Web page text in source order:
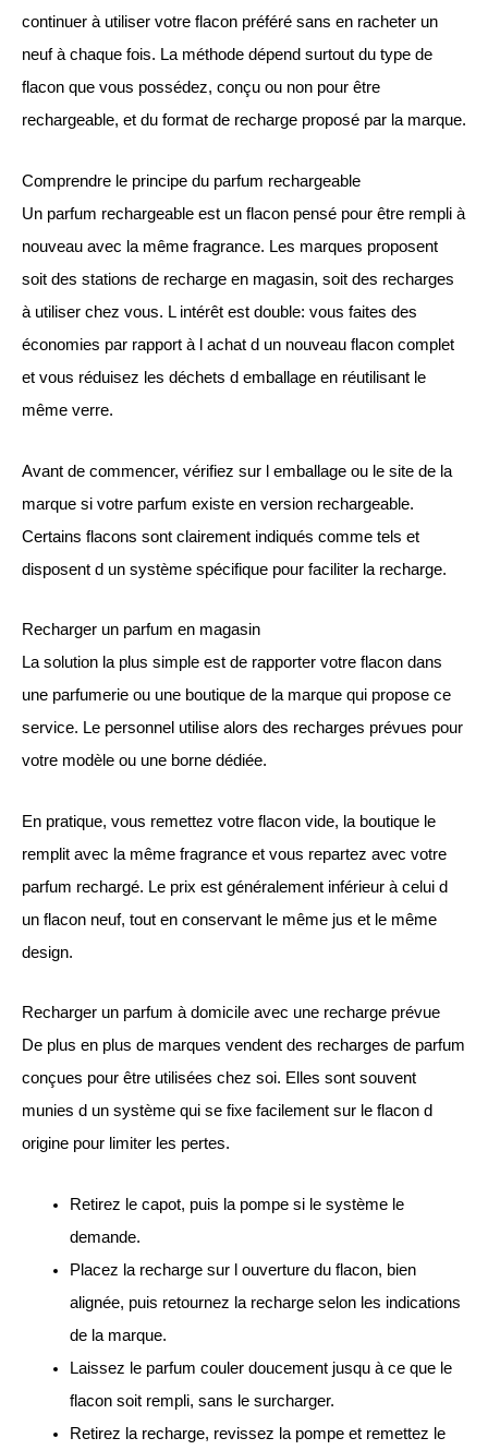
continuer à utiliser votre flacon préféré sans en racheter un
neuf à chaque fois. La méthode dépend surtout du type de
flacon que vous possédez, conçu ou non pour être
rechargeable, et du format de recharge proposé par la marque.
Comprendre le principe du parfum rechargeable
Un parfum rechargeable est un flacon pensé pour être rempli à
nouveau avec la même fragrance. Les marques proposent
soit des stations de recharge en magasin, soit des recharges
à utiliser chez vous. L intérêt est double: vous faites des
économies par rapport à l achat d un nouveau flacon complet
et vous réduisez les déchets d emballage en réutilisant le
même verre.
Avant de commencer, vérifiez sur l emballage ou le site de la
marque si votre parfum existe en version rechargeable.
Certains flacons sont clairement indiqués comme tels et
disposent d un système spécifique pour faciliter la recharge.
Recharger un parfum en magasin
La solution la plus simple est de rapporter votre flacon dans
une parfumerie ou une boutique de la marque qui propose ce
service. Le personnel utilise alors des recharges prévues pour
votre modèle ou une borne dédiée.
En pratique, vous remettez votre flacon vide, la boutique le
remplit avec la même fragrance et vous repartez avec votre
parfum rechargé. Le prix est généralement inférieur à celui d
un flacon neuf, tout en conservant le même jus et le même
design.
Recharger un parfum à domicile avec une recharge prévue
De plus en plus de marques vendent des recharges de parfum
conçues pour être utilisées chez soi. Elles sont souvent
munies d un système qui se fixe facilement sur le flacon d
origine pour limiter les pertes.
Retirez le capot, puis la pompe si le système le
demande.
Placez la recharge sur l ouverture du flacon, bien
alignée, puis retournez la recharge selon les indications
de la marque.
Laissez le parfum couler doucement jusqu à ce que le
flacon soit rempli, sans le surcharger.
Retirez la recharge, revissez la pompe et remettez le